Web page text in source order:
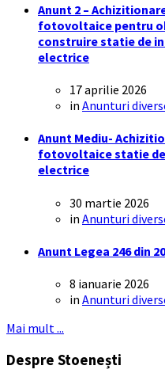
Anunt 2 –
fotovoltaice pentru
construire statie de
electrice
17 aprilie 2026
in Anunturi
Anunt Mediu-
fotovoltaice statie
electrice
30 martie 2026
in Anunturi
Anunt Legea 246 din
8 ianuarie 2026
in Anunturi
Mai mult ...
Despre Stoenești